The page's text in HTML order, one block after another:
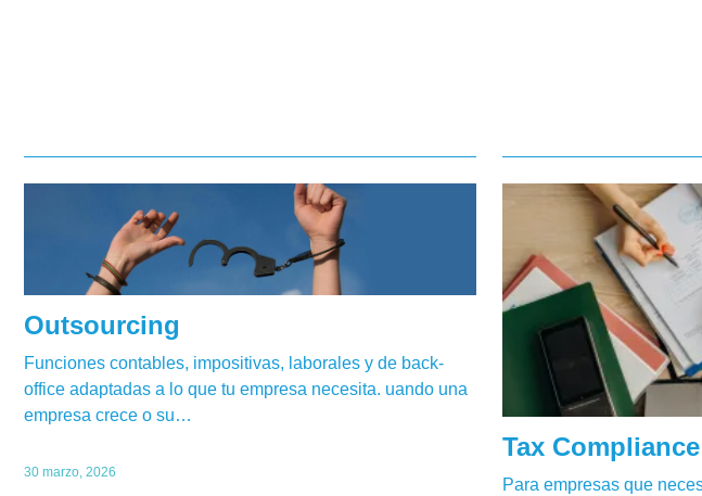
Outsourcing
Funciones contables, impositivas, laborales y de back-
office adaptadas a lo que tu empresa necesita. uando una
empresa crece o su…
30 marzo, 2026
Tax
Para empresas que